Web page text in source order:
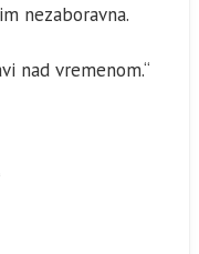
nezaboravna.
nad vremenom.“